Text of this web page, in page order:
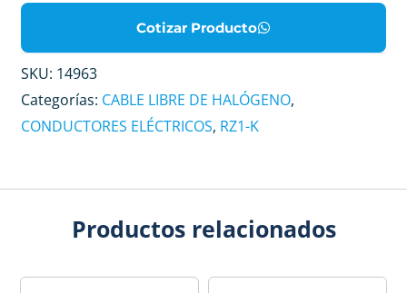
Cotizar Producto
SKU: 14963
Categorías: CABLE LIBRE DE HALÓGENO,
CONDUCTORES ELÉCTRICOS, RZ1-K
Productos relacionados